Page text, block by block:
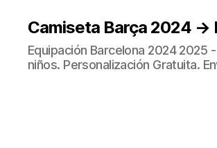
Camiseta Barça 2024 →
Equipación Barcelona 2024 2025
niños. Personalización Gratuita.